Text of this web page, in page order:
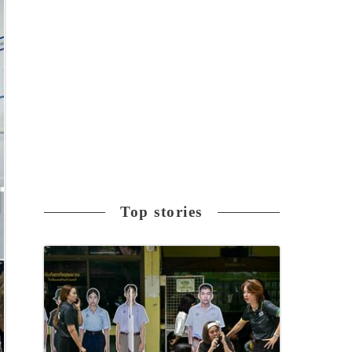
Top stories